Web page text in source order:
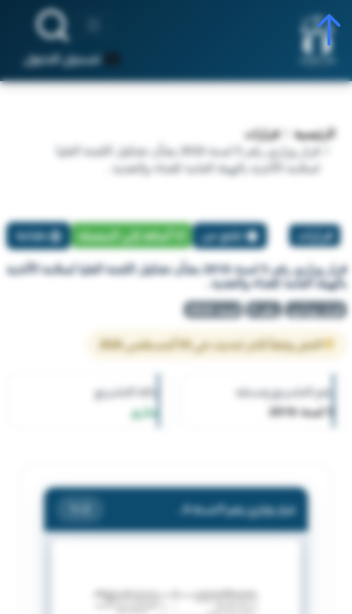
تسجيل الدخول
الرئيسية
قرارات
قرار وزاري رقم 5 لسنة 2016 بشأن تشكيل اللجنة العليا
لسلامة الأغذية بالهيئة العامة للغذاء والتغذية .
قرارات تبليغ عن أضافة إلي المفضلة طباعة
قرار وزاري رقم 5 لسنة 2016 بشأن تشكيل اللجنة العليا لسلامة الأغذية
بالهيئة العامة للغذاء والتغذية .
قرار وزاري رقم 5 لسنة 2016
النص وفقاً لآخر تحديث في 03 أغسطس 2026
رقم التشريع وسنته
5 لسنة 2016
حالة التشريع
ساري